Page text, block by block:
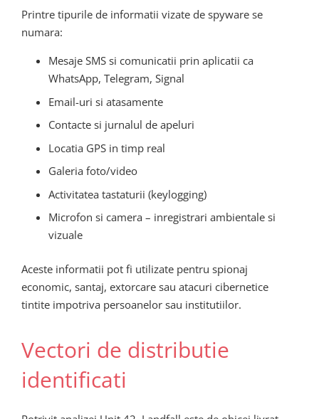
Printre tipurile de informatii vizate de spyware se
numara:
Mesaje SMS si comunicatii prin aplicatii ca
WhatsApp, Telegram, Signal
Email-uri si atasamente
Contacte si jurnalul de apeluri
Locatia GPS in timp real
Galeria foto/video
Activitatea tastaturii (keylogging)
Microfon si camera – inregistrari ambientale si
vizuale
Aceste informatii pot fi utilizate pentru spionaj
economic, santaj, extorcare sau atacuri cibernetice
tintite impotriva persoanelor sau institutiilor.
Vectori de distributie
identificati